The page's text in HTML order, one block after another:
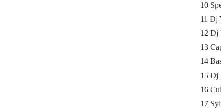
10
11 Dj
12 Dj
13
14
15 Dj
16
17